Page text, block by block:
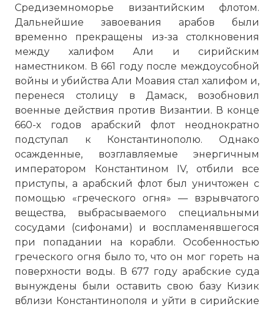
Средиземноморье византийским флотом.
Дальнейшие завоевания арабов были
временно прекращены из-за столкновения
между халифом Али и сирийским
наместником. В 661 году после междоусобной
войны и убийства Али Моавия стал халифом и,
перенеся столицу в Дамаск, возобновил
военные действия против Византии. В конце
660-х годов арабский флот неоднократно
подступал к Константинополю. Однако
осажденные, возглавляемые энергичным
императором Константином IV, отбили все
приступы, а арабский флот был уничтожен с
помощью «греческого огня» — взрывчатого
вещества, выбрасываемого специальными
сосудами (сифонами) и воспламенявшегося
при попадании на корабли. Особенностью
греческого огня было то, что он мог гореть на
поверхности воды. В 677 году арабские суда
вынуждены были оставить свою базу Кизик
вблизи Константинополя и уйти в сирийские